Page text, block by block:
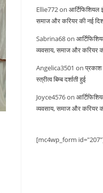
Ellie772on आर्टिफिशियल
समाज और करियर की नई
Sabrina68on
व्यवसाय, समाज और करियर
Angelica3501 onप्रकाश
स्त्रीत्व बिम्ब दर्शाती हुई
Joyce4576on
व्यवसाय, समाज और करियर
[mc4wp_form